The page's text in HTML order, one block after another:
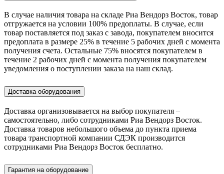
В случае наличия товара на складе Риа Вендорз Восток, товар
отгружается на условии 100% предоплаты. В случае, если
товар поставляется под заказ c завода, покупателем вносится
предоплата в размере 25% в течение 5 рабочих дней с момента
получения счета. Остальные 75% вносятся покупателем в
течение 2 рабочих дней с момента получения покупателем
уведомления о поступлении заказа на наш склад.
Доставка оборудования
Доставка организовывается на выбор покупателя –
самостоятельно, либо сотрудниками Риа Вендорз Восток.
Доставка товаров небольшого объема до пункта приема
товара транспортной компании СДЭК производится
сотрудниками Риа Вендорз Восток бесплатно.
Гарантия на оборудование